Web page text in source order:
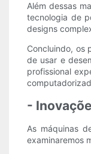
Além dessas
tecnologia de
designs
Concluindo, os
de usar e
profissional
-
As máquinas
examinaremos